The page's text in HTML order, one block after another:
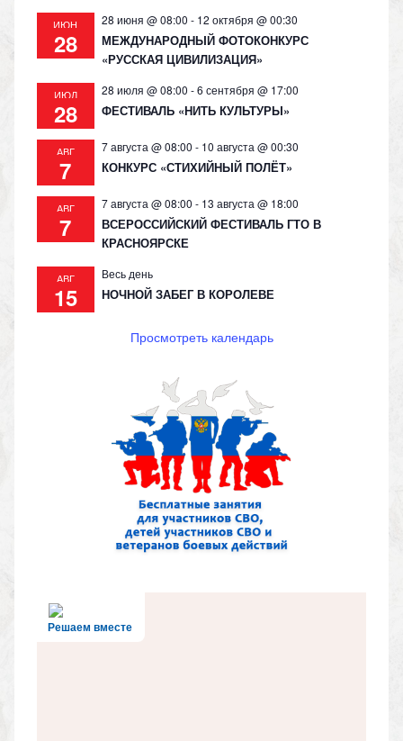
ИЮН
28
28 июня @ 08:00 - 12 октября @ 00:30
МЕЖДУНАРОДНЫЙ ФОТОКОНКУРС
«РУССКАЯ ЦИВИЛИЗАЦИЯ»
ИЮЛ
28
28 июля @ 08:00 -6 сентября @ 17:00
ФЕСТИВАЛЬ «НИТЬ КУЛЬТУРЫ»
АВГ
7
7 августа @ 08:00 - 10 августа @ 00:30
КОНКУРС «СТИХИЙНЫЙ ПОЛЁТ»
АВГ
7
7 августа @ 08:00 - 13 августа @ 18:00
ВСЕРОССИЙСКИЙ ФЕСТИВАЛЬ ГТО В
КРАСНОЯРСКЕ
АВГ
15
Весь день
НОЧНОЙ ЗАБЕГ В КОРОЛЕВЕ
Просмотреть календарь
Решаем вместе